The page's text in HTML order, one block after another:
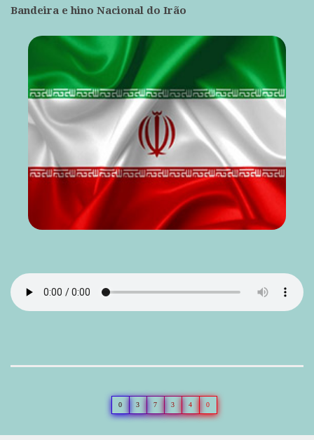
Bandeira e hino Nacional do Irão
0 3 7 3 4 0